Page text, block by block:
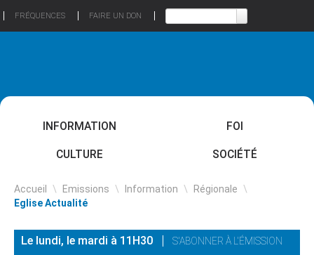
FRÉQUENCES FAIRE UN DON
INFORMATION FOI
CULTURE SOCIÉTÉ
Accueil \ Emissions \ Information \ Régionale \
Eglise Actualité
Le lundi, le mardi à 11H30
S'ABONNER À L'ÉMISSION